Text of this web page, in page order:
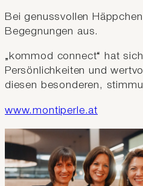
Bei genussvollen
Begegnungen aus.
„kommod connect“ hat
Persönlichkeiten und
diesen besonderen,
www.montiperle.at